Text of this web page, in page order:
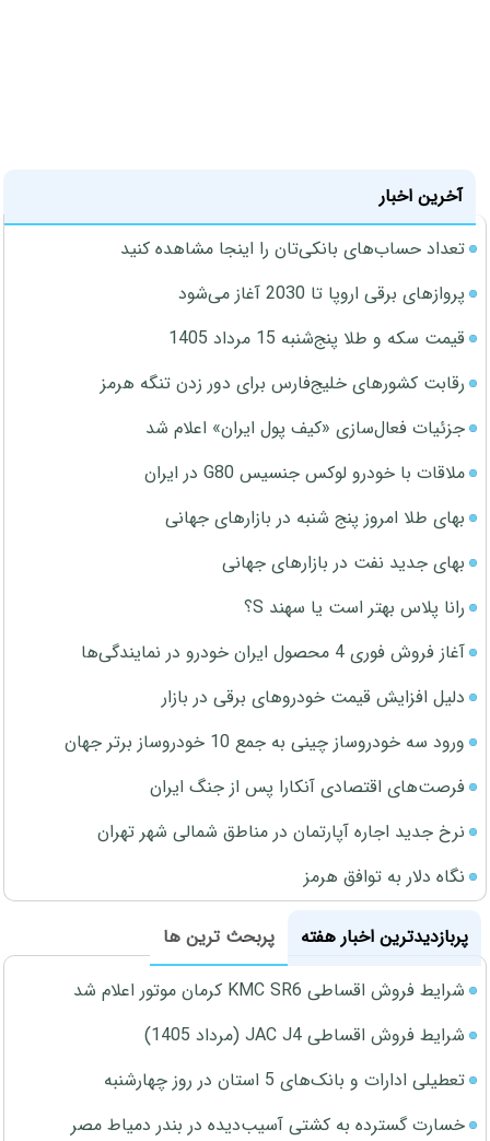
آخرین اخبار
تعداد حساب‌های بانکی‌تان را اینجا مشاهده کنید
پروازهای برقی اروپا تا 2030 آغاز می‌شود
قیمت سکه و طلا پنج‌شنبه 15 مرداد 1405
رقابت کشورهای خلیج‌فارس برای دور زدن تنگه هرمز
جزئیات فعال‌سازی «کیف پول ایران» اعلام شد
ملاقات با خودرو لوکس جنسیس G80 در ایران
بهای طلا امروز پنج شنبه در بازارهای جهانی
بهای جدید نفت در بازارهای جهانی
رانا پلاس بهتر است یا سهند S؟
آغاز فروش فوری 4 محصول ایران خودرو در نمایندگی‌ها
دلیل افزایش قیمت خودروهای برقی در بازار
ورود سه خودروساز چینی به جمع 10 خودروساز برتر جهان
فرصت‌های اقتصادی آنکارا پس از جنگ ایران
نرخ جدید اجاره آپارتمان در مناطق شمالی شهر تهران
نگاه دلار به توافق هرمز
پربازدیدترین اخبار هفته
پربحث ترین ها
شرایط فروش اقساطی KMC SR6 کرمان موتور اعلام شد
شرایط فروش اقساطی JAC J4 (مرداد 1405)
تعطیلی ادارات و بانک‌های 5 استان در روز چهارشنبه
خسارت گسترده به کشتی آسیب‌دیده در بندر دمیاط مصر